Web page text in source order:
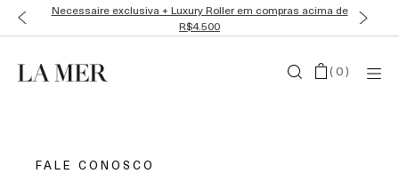
Necessaire exclusiva + Luxury Roller em compras acima de
R$4.500
(0)
FALE CONOSCO